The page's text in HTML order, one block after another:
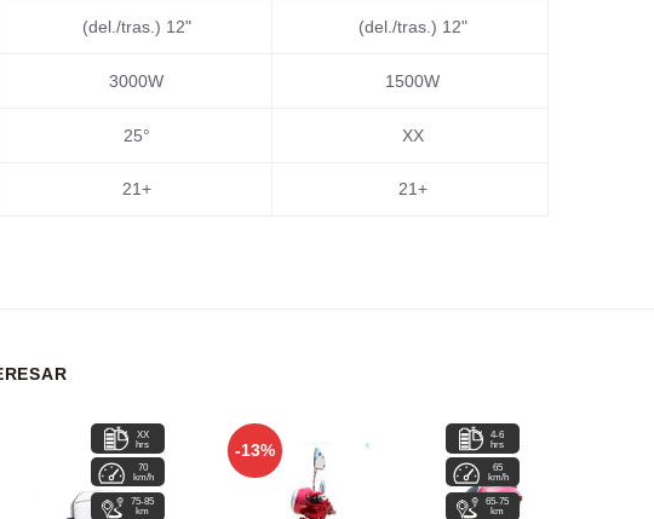
(del./tras.) 12"
3000W
25°
21+
(del./tras.) 12"
1500W
XX
21+
XX
hrs
70
km/h
75-85
km
-13%
4-6
hrs
65
km/h
65-75
km